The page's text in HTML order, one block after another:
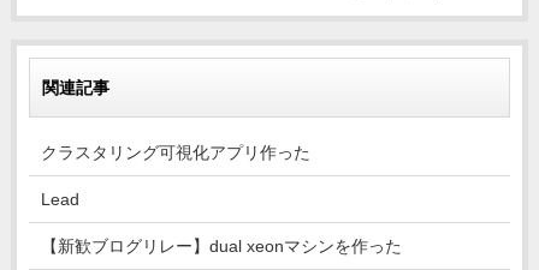
関連記事
クラスタリング可視化アプリ作った
Lead
【新歓ブログリレー】dual xeonマシンを作った